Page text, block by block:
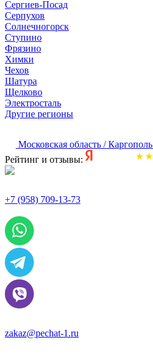
Сергиев-Посад
Серпухов
Солнечногорск
Ступино
Фрязино
Химки
Чехов
Шатура
Щелково
Электросталь
Другие регионы
Московская область / Каргополь
Рейтинг и отзывы:
+7 (958) 709-13-73
zakaz@pechat-1.ru